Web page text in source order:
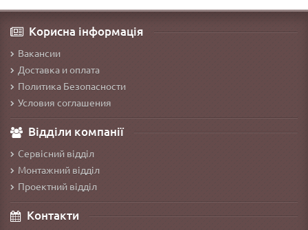
Корисна інформація
Вакансии
Доставка и оплата
Политика Безопасности
Условия соглашения
Відділи компанії
Сервісний відділ
Монтажний відділ
Проектний відділ
Контакти